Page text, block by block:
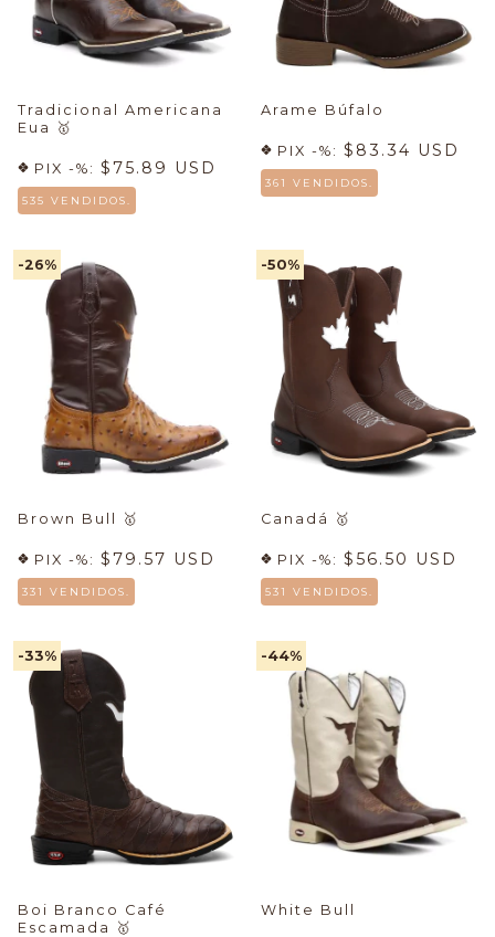
Tradicional Americana
Eua
🥇
PIX -%: $75.89 USD
535 VENDIDOS.
Arame Búfalo
PIX -%: $83.34 USD
361 VENDIDOS.
-26%
Brown Bull 🥇
PIX -%: $79.57 USD
331 VENDIDOS.
-50%
Canadá 🥇
PIX -%: $56.50 USD
531 VENDIDOS.
-33%
Boi Branco Café
Escamada
🥇
-44%
White Bull